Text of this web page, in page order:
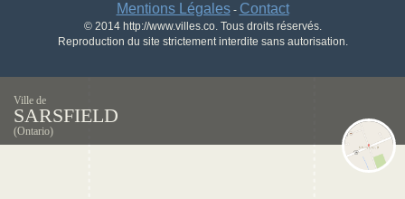
Mentions Légales- Contact
© 2014 http://www.villes.co. Tous droits réservés.
Reproduction du site strictement interdite sans autorisation.
Ville de
SARSFIELD
(Ontario)